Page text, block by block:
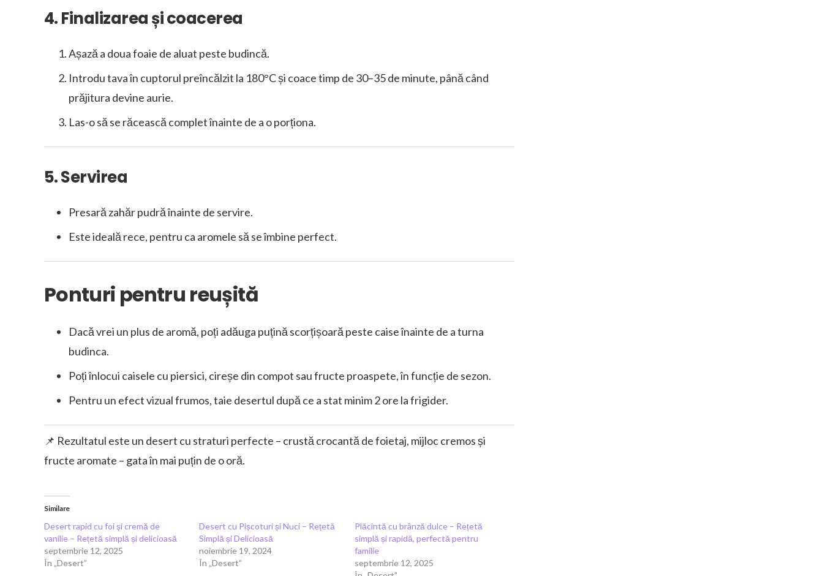
4. Finalizarea și coacerea
Așază a doua foaie de aluat peste budincă.
Introdu tava în cuptorul preîncălzit la 180°C și coace timp de 30–35 de minute, până când
prăjitura devine aurie.
Las-o să se răcească complet înainte de a o porționa.
5. Servirea
Presară zahăr pudră înainte de servire.
Este ideală rece, pentru ca aromele să se îmbine perfect.
Ponturi pentru reușită
Dacă vrei un plus de aromă, poți adăuga puțină scorțișoară peste caise înainte de a turna
budinca.
Poți înlocui caisele cu piersici, cireșe din compot sau fructe proaspete, în funcție de sezon.
Pentru un efect vizual frumos, taie desertul după ce a stat minim 2 ore la frigider.
📌 Rezultatul este un desert cu straturi perfecte – crustă crocantă de foietaj, mijloc cremos și
fructe aromate – gata în mai puțin de o oră.
Similare
Desert rapid cu foi și cremă de
vanilie – Rețetă simplă și delicioasă
septembrie 12, 2025
În „Desert”
Desert cu Pișcoturi și Nuci – Rețetă
Simplă și Delicioasă
noiembrie 19, 2024
În „Desert”
Plăcintă cu brânză dulce – Rețetă
simplă și rapidă, perfectă pentru
familie
septembrie 12, 2025